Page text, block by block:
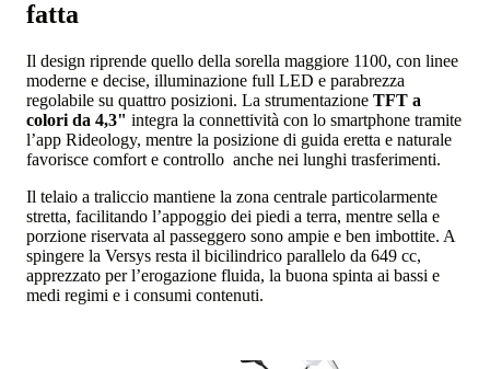
fatta
Il design riprende quello della sorella maggiore 1100, con linee
moderne e decise, illuminazione full LED e parabrezza
regolabile su quattro posizioni. La strumentazione TFT a
colori da 4,3" integra la connettività con lo smartphone tramite
l’app Rideology, mentre la posizione di guida eretta e naturale
favorisce comfort e controllo anche nei lunghi trasferimenti.
Il telaio a traliccio mantiene la zona centrale particolarmente
stretta, facilitando l’appoggio dei piedi a terra, mentre sella e
porzione riservata al passeggero sono ampie e ben imbottite. A
spingere la Versys resta il bicilindrico parallelo da 649 cc,
apprezzato per l’erogazione fluida, la buona spinta ai bassi e
medi regimi e i consumi contenuti.